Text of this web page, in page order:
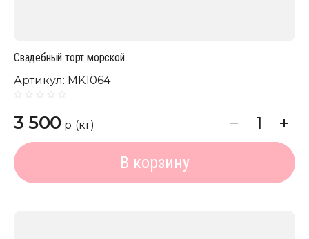
Свадебный торт морской
Артикул: MK1064
3 500 р. (кг)
В корзину